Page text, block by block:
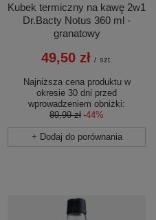
Kubek termiczny na kawę 2w1
Dr.Bacty Notus 360 ml -
granatowy
49,50 zł / szt.
Najniższa cena produktu w
okresie 30 dni przed
wprowadzeniem obniżki:
89,99 zł -44%
+ Dodaj do porównania